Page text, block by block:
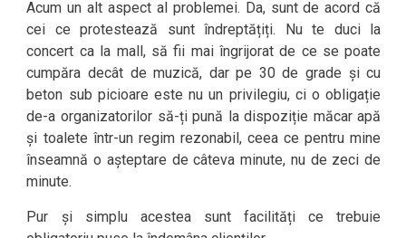
Acum un alt aspect al problemei. Da, sunt de acord că
cei ce protestează sunt îndreptățiți. Nu te duci la
concert ca la mall, să fii mai îngrijorat de ce se poate
cumpăra decât de muzică, dar pe 30 de grade și cu
beton sub picioare este nu un privilegiu, ci o obligație
de-a organizatorilor să-ți pună la dispoziție măcar apă
și toalete într-un regim rezonabil, ceea ce pentru mine
înseamnă o așteptare de câteva minute, nu de zeci de
minute.
Pur și simplu acestea sunt facilități ce trebuie